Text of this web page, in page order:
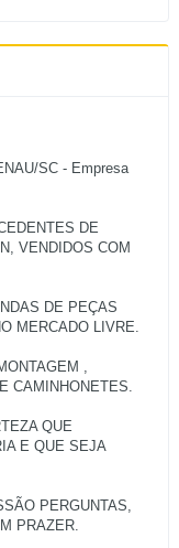
SC - Empresa
DE
VENDIDOS COM
DE PEÇAS
MERCADO LIVRE.
,
CAMINHONETES.
QUE
E QUE SEJA
PERGUNTAS,
PRAZER.